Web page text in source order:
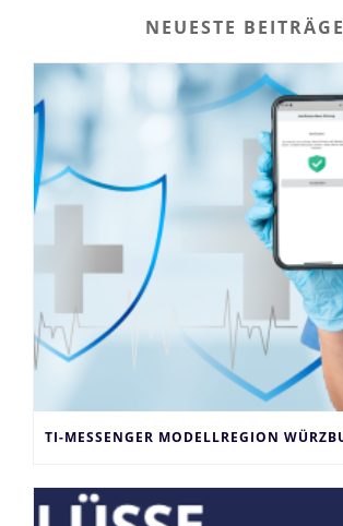
NEUESTE BEITRÄGE